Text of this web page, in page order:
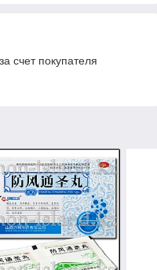
счет покупателя